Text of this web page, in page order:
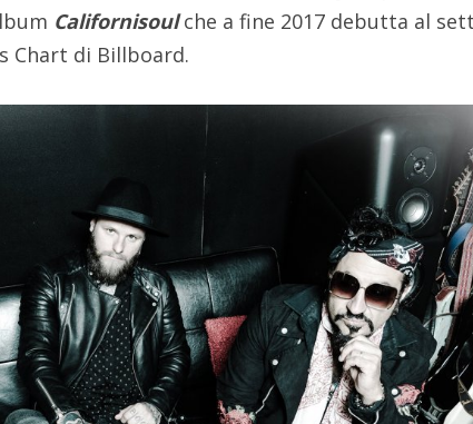
Californisoul che a fine 2017 debutta al
Chart di Billboard.